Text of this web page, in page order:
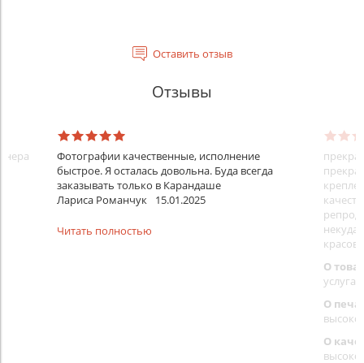
Оставить отзыв
Отзывы
Фотографии качественные, исполнение
быстрое. Я осталась довольна. Буда всегда
заказывать только в Карандаше
Лариса Романчук
15.01.2025
Читать полностью
О
услуга
О
О